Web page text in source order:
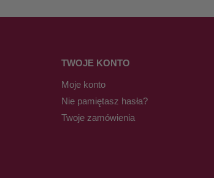
TWOJE KONTO
Moje konto
Nie pamiętasz hasła?
Twoje zamówienia